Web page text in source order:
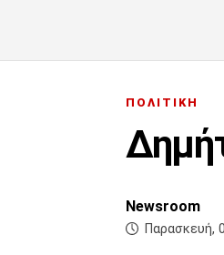
ΠΟΛΙΤΙΚΗ
Newsroom
Παρασκευή,